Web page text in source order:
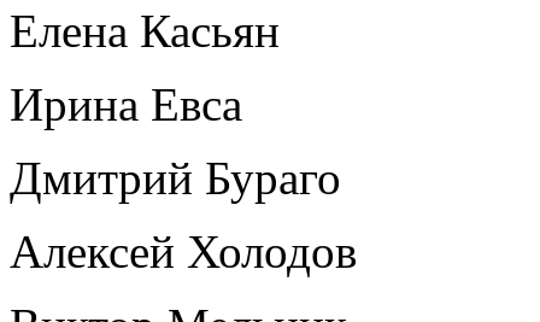
Елена Касьян
Ирина Евса
Дмитрий Бураго
Алексей Холодов